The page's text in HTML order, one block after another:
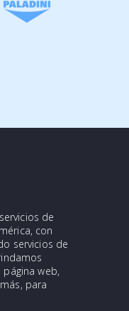
de
con
servicios de
web,
para